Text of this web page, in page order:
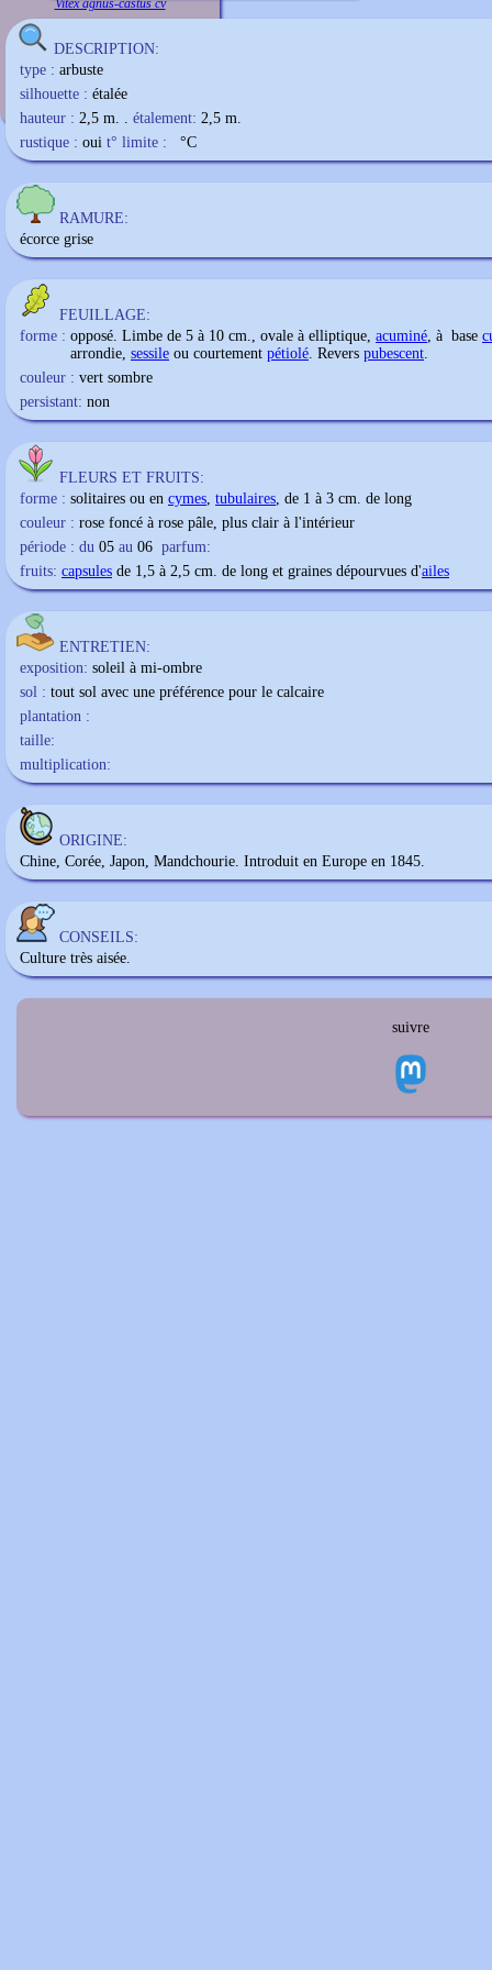
Vitex agnus-castus cv
DESCRIPTION:
type : arbuste
silhouette : étalée
hauteur : 2,5 m. . étalement: 2,5 m.
rustique : oui t° limite : °C
RAMURE:
écorce grise
FEUILLAGE:
forme : opposé. Limbe de 5 à 10 cm., ovale à elliptique, acuminé, à base
arrondie, sessile ou courtement pétiolé. Revers pubescent.
couleur : vert sombre
persistant: non
FLEURS ET FRUITS:
forme : solitaires ou en cymes, tubulaires, de 1 à 3 cm. de long
couleur : rose foncé à rose pâle, plus clair à l'intérieur
période : du 05 au 06 parfum:
fruits: capsules de 1,5 à 2,5 cm. de long et graines dépourvues d'ailes
ENTRETIEN:
exposition: soleil à mi-ombre
sol : tout sol avec une préférence pour le calcaire
plantation :
taille:
multiplication:
ORIGINE:
Chine, Corée, Japon, Mandchourie. Introduit en Europe en 1845.
CONSEILS:
Culture très aisée.
suivre